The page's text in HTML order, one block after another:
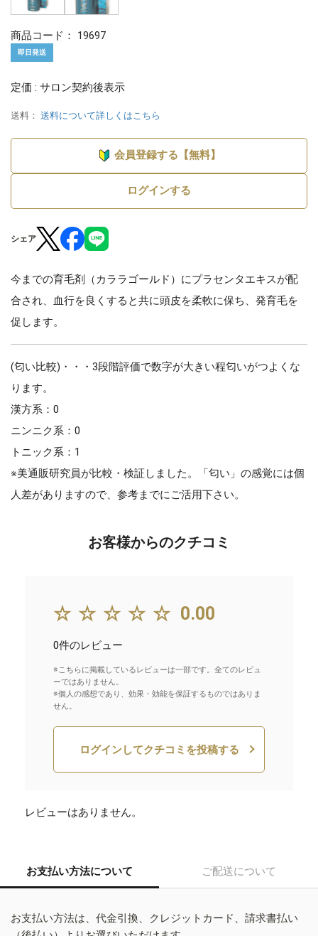
商品コード： 19697
即日発送
定価 : サロン契約後表示
送料： 送料について詳しくはこちら
会員登録する【無料】
ログインする
シェア
今までの育毛剤（カララゴールド）にプラセンタエキスが配
合され、血行を良くすると共に頭皮を柔軟に保ち、発育毛を
促します。
(匂い比較)・・・3段階評価で数字が大きい程匂いがつよくな
ります。
漢方系：0
ニンニク系：0
トニック系：1
※美通販研究員が比較・検証しました。「匂い」の感覚には個
人差がありますので、参考までにご活用下さい。
お客様からのクチコミ
☆☆☆☆☆ 0.00
0件のレビュー
※こちらに掲載しているレビューは一部です。全てのレビュ
ーではありません。
※個人の感想であり、効果・効能を保証するものではありま
せん。
ログインしてクチコミを投稿する
レビューはありません。
お支払い方法について ご配送について
お支払い方法は、代金引換、クレジットカード、請求書払い